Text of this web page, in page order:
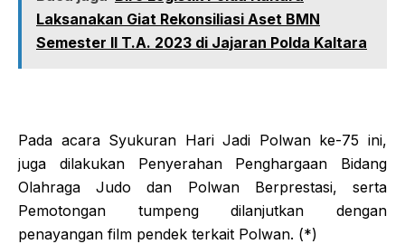
Laksanakan Giat Rekonsiliasi Aset BMN
Semester II T.A. 2023 di Jajaran Polda Kaltara
Pada acara Syukuran Hari Jadi Polwan ke-75 ini,
juga dilakukan Penyerahan Penghargaan Bidang
Olahraga Judo dan Polwan Berprestasi, serta
Pemotongan tumpeng dilanjutkan dengan
penayangan film pendek terkait Polwan. (*)